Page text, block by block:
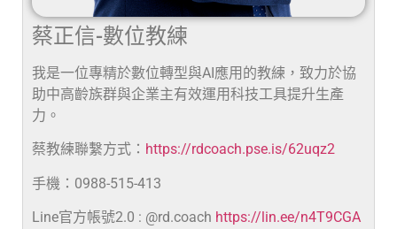
蔡正信-數位教練
我是一位專精於數位轉型與AI應用的教練，致力於協
助中高齡族群與企業主有效運用科技工具提升生產
力。
蔡教練聯繫方式： https://rdcoach.pse.is/62uqz2
手機：0988-515-413
Line官方帳號2.0 : @rd.coach https://lin.ee/n4T9CGA